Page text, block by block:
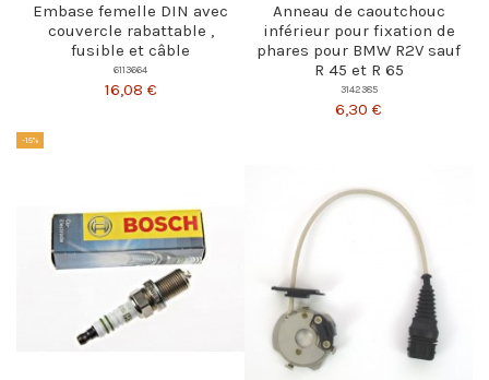
Embase femelle DIN avec
couvercle rabattable ,
fusible et câble
6113664
16,08 €
Anneau de caoutchouc
inférieur pour fixation de
phares pour BMW R2V sauf
R 45 et R 65
3142385
6,30 €
-15%